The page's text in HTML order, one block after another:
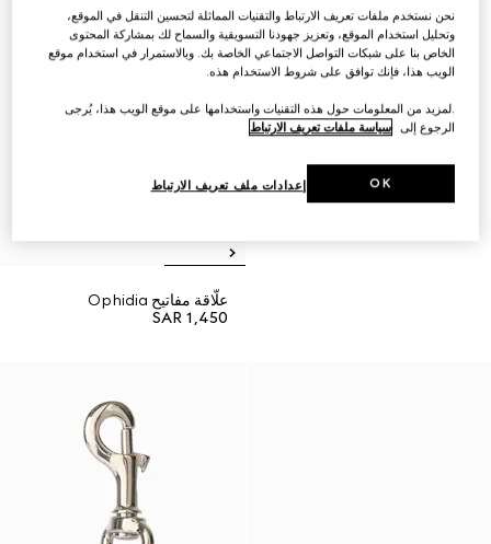
علّاقة مفاتيح Ophidia
SAR 1,450
نحن نستخدم ملفات تعريف الارتباط والتقنيات المماثلة لتحسين التنقل في الموقع،
وتحليل استخدام الموقع، وتعزيز جهودنا التسويقية والسماح لك بمشاركة المحتوى
الخاص بنا على شبكات التواصل الاجتماعي الخاصة بك. وبالاستمرار في استخدام موقع
الويب هذا، فإنك توافق على شروط الاستخدام هذه.
.لمزيد من المعلومات حول هذه التقنيات واستخدامها على موقع الويب هذا، يُرجى
الرجوع إلى سياسة ملفات تعريف الارتباط
إعدادات ملف تعريف الارتباط OK